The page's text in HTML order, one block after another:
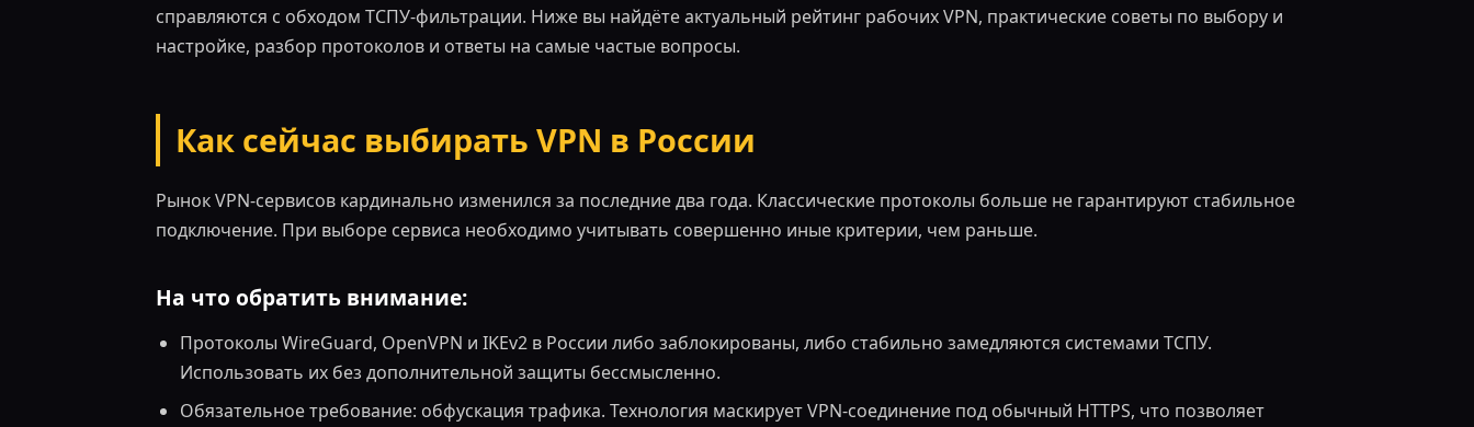
справляются с обходом ТСПУ-фильтрации. Ниже вы найдёте актуальный рейтинг рабочих VPN, практические советы по выбору и
настройке, разбор протоколов и ответы на самые частые вопросы.
Как сейчас выбирать VPN в России
Рынок VPN-сервисов кардинально изменился за последние два года. Классические протоколы больше не гарантируют стабильное
подключение. При выборе сервиса необходимо учитывать совершенно иные критерии, чем раньше.
На что обратить внимание:
Протоколы WireGuard, OpenVPN и IKEv2 в России либо заблокированы, либо стабильно замедляются системами ТСПУ.
Использовать их без дополнительной защиты бессмысленно.
Обязательное требование: обфускация трафика. Технология маскирует VPN-соединение под обычный HTTPS, что позволяет